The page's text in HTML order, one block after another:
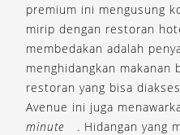
premium ini mengusung
mirip dengan restoran
membedakan adalah
menghidangkan makanan
restoran yang bisa
Avenue ini juga
minute
. Hidangan yang